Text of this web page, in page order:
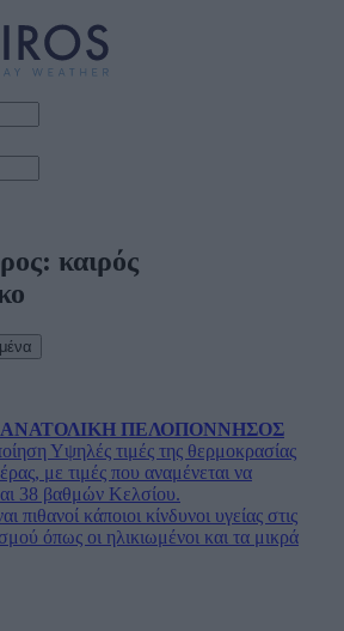
καιρός
ΑΝΑΤΟΛΙΚΗ ΠΕΛΟΠΟΝΝΗΣΟΣ
Υψηλές τιμές της θερμοκρασίας
με τιμές που αναμένεται να
38 βαθμών Κελσίου.
κάποιοι κίνδυνοι υγείας στις
όπως οι ηλικιωμένοι και τα μικρά